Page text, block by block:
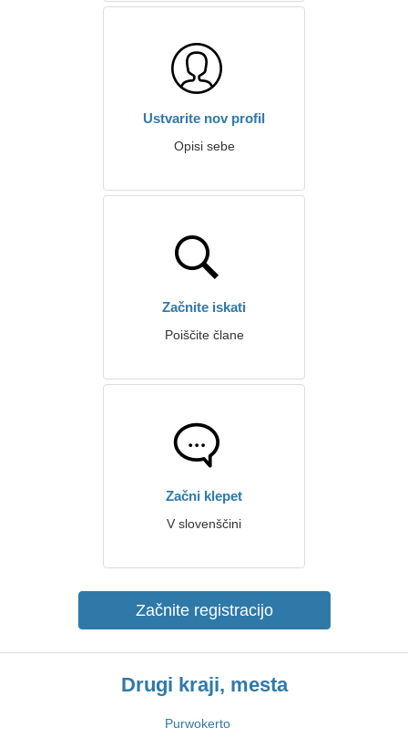
Ustvarite nov profil
Opisi sebe
Začnite iskati
Poiščite člane
Začni klepet
V slovenščini
Začnite registracijo
Drugi kraji, mesta
Purwokerto